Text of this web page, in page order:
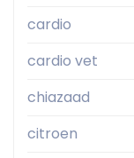
cardio
cardio vet
chiazaad
citroen